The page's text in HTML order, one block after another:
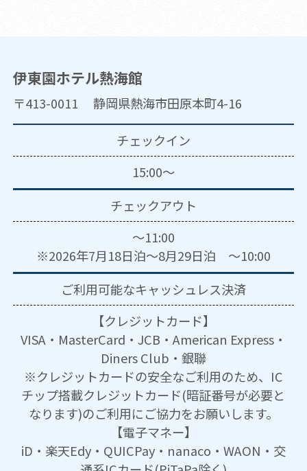
伊東園ホテル熱海館
〒413-0011 静岡県熱海市田原本町4-16
チェックイン
15:00～
チェックアウト
～11:00
※2026年7月18日泊～8月29日泊 ～10:00
ご利用可能なキャッシュレス決済
【クレジットカード】
VISA・MasterCard・JCB・American Express・
Diners Club・銀聯
※クレジットカードの安全なご利用のため、IC
チップ搭載クレジットカード(暗証番号が必要と
なります)のご利用にご協力をお願いします。
【電子マネー】
iD・楽天Edy・QUICPay・nanaco・WAON・交